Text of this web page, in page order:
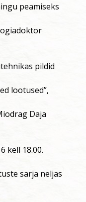
peamiseks
pildid
lootused”,
Daja
kell 18.00.
sarja neljas